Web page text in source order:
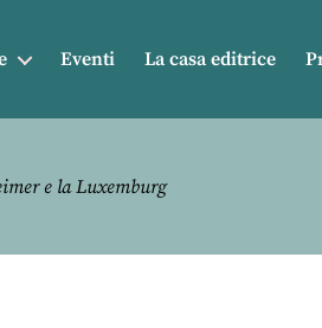
Eventi La casa editrice
e la Luxemburg